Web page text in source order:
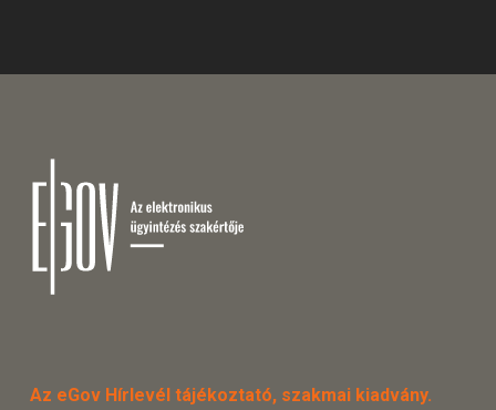
Az eGov Hírlevél tájékoztató, szakmai kiadvány.